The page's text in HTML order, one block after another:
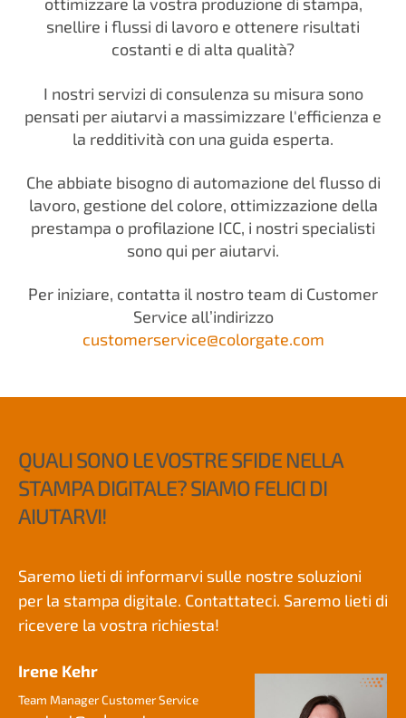
snellire i flussi di lavoro e ottenere risultati
costanti e di alta qualità?
I nostri servizi di consulenza su misura sono
pensati per aiutarvi a massimizzare l'efficienza e
la redditività con una guida esperta.
Che abbiate bisogno di automazione del flusso di
lavoro, gestione del colore, ottimizzazione della
prestampa o profilazione ICC, i nostri specialisti
sono qui per aiutarvi.
Per iniziare, contatta il nostro team di Customer
Service all’indirizzo
customerservice@colorgate.com
QUALI SONO LE VOSTRE SFIDE NELLA
STAMPA DIGITALE? SIAMO FELICI DI
AIUTARVI!
Saremo lieti di informarvi sulle nostre soluzioni
per la stampa digitale. Contattateci. Saremo lieti di
ricevere la vostra richiesta!
Irene Kehr
Team Manager Customer Service